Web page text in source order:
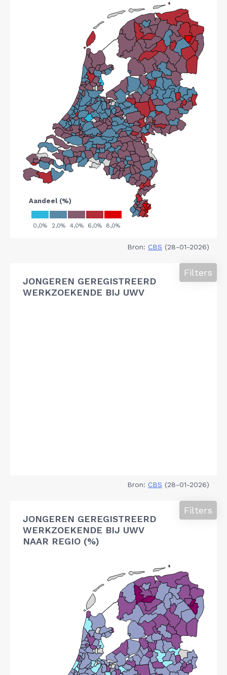
Bron: CBS (28-01-2026)
JONGEREN GEREGISTREERD
WERKZOEKENDE BIJ UWV
Filters
Bron: CBS (28-01-2026)
JONGEREN GEREGISTREERD
WERKZOEKENDE BIJ UWV
NAAR REGIO (%)
Filters